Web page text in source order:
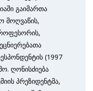
გაიმართა
მოღვაწის,
(1997
ღონისძიება
პრეზიდენტმა,